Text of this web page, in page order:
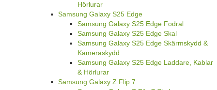
Hörlurar
Samsung Galaxy S25 Edge
Samsung Galaxy S25 Edge Fodral
Samsung Galaxy S25 Edge Skal
Samsung Galaxy S25 Edge Skärmskydd &
Kameraskydd
Samsung Galaxy S25 Edge Laddare, Kablar
& Hörlurar
Samsung Galaxy Z Flip 7